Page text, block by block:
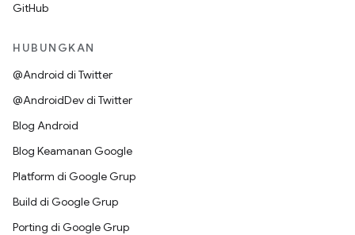
GitHub
HUBUNGKAN
@Android di Twitter
@AndroidDev di Twitter
Blog Android
Blog Keamanan Google
Platform di Google Grup
Build di Google Grup
Porting di Google Grup